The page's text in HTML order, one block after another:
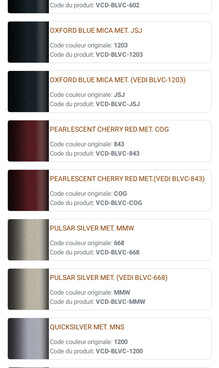
Code du produit: VCD-BLVC-602
OXFORD BLUE MICA MET. JSJ
Code couleur originale: 1203
Code du produit: VCD-BLVC-1203
OXFORD BLUE MICA MET. (VEDI BLVC-1203)
Code couleur originale: JSJ
Code du produit: VCD-BLVC-JSJ
PEARLESCENT CHERRY RED MET. COG
Code couleur originale: 843
Code du produit: VCD-BLVC-843
PEARLESCENT CHERRY RED MET.(VEDI BLVC-843)
Code couleur originale: COG
Code du produit: VCD-BLVC-COG
PULSAR SILVER MET. MMW
Code couleur originale: 668
Code du produit: VCD-BLVC-668
PULSAR SILVER MET. (VEDI BLVC-668)
Code couleur originale: MMW
Code du produit: VCD-BLVC-MMW
QUICKSILVER MET. MNS
Code couleur originale: 1200
Code du produit: VCD-BLVC-1200